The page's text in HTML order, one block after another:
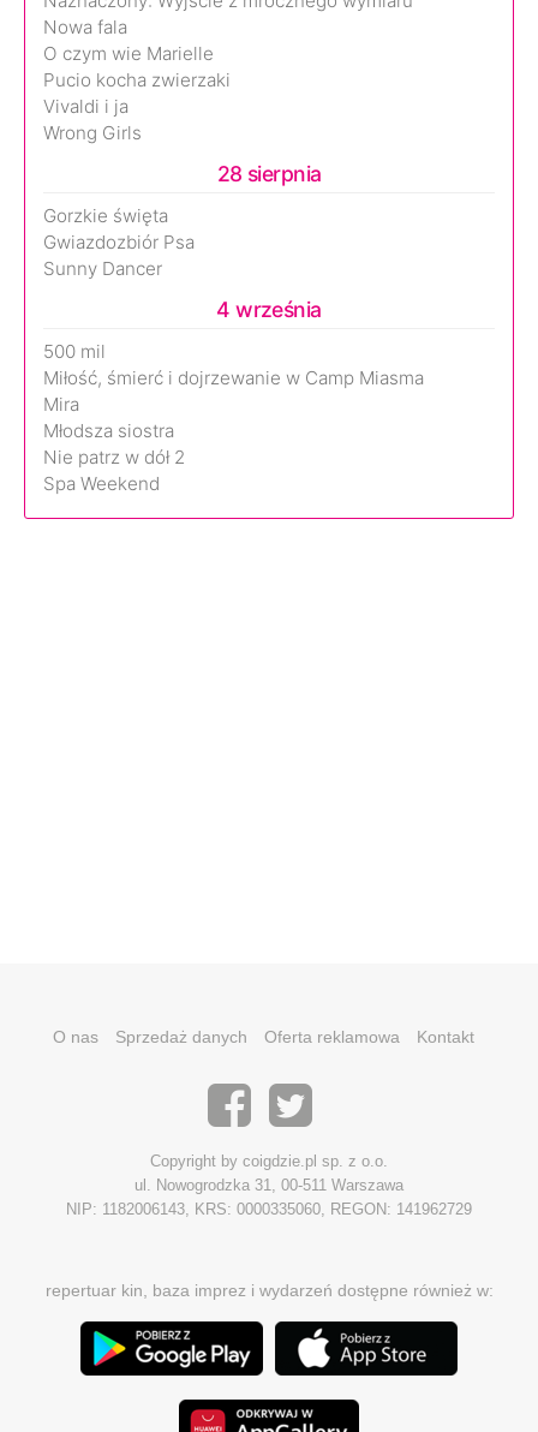
Nowa fala
O czym wie Marielle
Pucio kocha zwierzaki
Vivaldi i ja
Wrong Girls
28 sierpnia
Gorzkie święta
Gwiazdozbiór Psa
Sunny Dancer
4 września
500 mil
Miłość, śmierć i dojrzewanie w Camp Miasma
Mira
Młodsza siostra
Nie patrz w dół 2
Spa Weekend
O nas Sprzedaż danych Oferta reklamowa Kontakt
Copyright by coigdzie.pl sp. z o.o.
ul. Nowogrodzka 31, 00-511 Warszawa
NIP: 1182006143, KRS: 0000335060, REGON: 141962729
repertuar kin, baza imprez i wydarzeń dostępne również w: